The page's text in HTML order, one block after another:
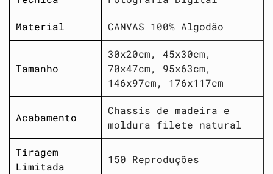
Material CANVAS 100% Algodão
Tamanho
30x20cm, 45x30cm,
70x47cm, 95x63cm,
146x97cm, 176x117cm
Acabamento
Chassis de madeira e
moldura filete natural
Tiragem
Limitada
150 Reproduções